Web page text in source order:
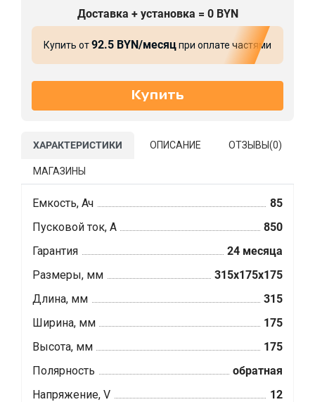
Доставка + установка = 0 BYN
Купить от92.5 BYN/месяцпри оплате частями
ХАРАКТЕРИСТИКИ ОПИСАНИЕ ОТЗЫВЫ(0)
МАГАЗИНЫ
Емкость, Ач
85
Пусковой ток, А
850
Гарантия
24 месяца
Размеры, мм
315x175x175
Длина, мм
315
Ширина, мм
175
Высота, мм
175
Полярность
обратная
Напряжение, V
12